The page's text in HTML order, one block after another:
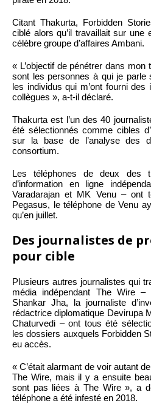
Citant Thakurta, Forbidden
ciblé alors qu’il travaillait sur une
célèbre groupe d’affaires Ambani.
« L’objectif de pénétrer dans
sont les personnes à qui je parle
les individus qui m’ont fourni des
collègues », a-t-il déclaré.
Thakurta est l’un des 40
été sélectionnés comme cibles
sur la base de l’analyse des
consortium.
Les téléphones de deux des
d’information en ligne
Varadarajan et MK Venu – ont
Pegasus, le téléphone de Venu
qu’en juillet.
Des journalistes de
pour cible
Plusieurs autres journalistes qui
média indépendant The Wire
Shankar Jha, la journaliste
rédactrice diplomatique Devirupa
Chaturvedi – ont tous été
les dossiers auxquels Forbidden
eu accès.
« C’était alarmant de voir autant
The Wire, mais il y a ensuite
sont pas liées à The Wire », a
téléphone a été infesté en 2018.